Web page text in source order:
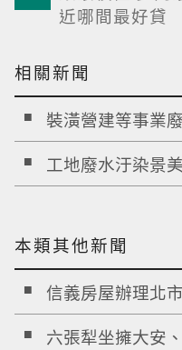
近哪間最好貸
相關新聞
裝潢營建等事業
工地廢水汙染景
本類其他新聞
信義房屋辦理北
六張犁坐擁大安